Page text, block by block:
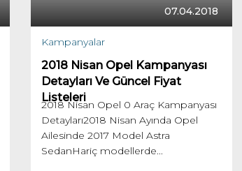
07.04.2018
Kampanyalar
2018 Nisan Opel Kampanyası
Detayları Ve Güncel Fiyat
Listeleri
2018 Nisan Opel 0 Araç Kampanyası
Detayları2018 Nisan Ayında Opel
Ailesinde 2017 Model Astra
SedanHariç modellerde...